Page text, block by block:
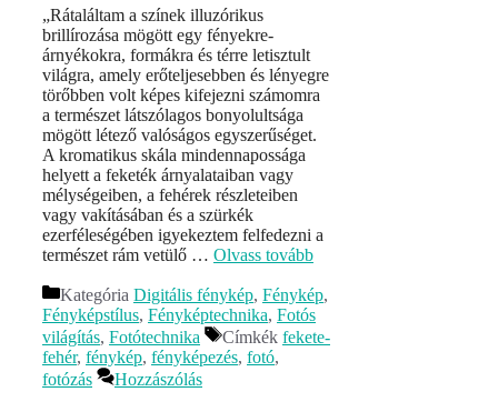
„Rátaláltam a színek illuzórikus
brillírozása mögött egy fényekre-
árnyékokra, formákra és térre letisztult
világra, amely erőteljesebben és lényegre
törőbben volt képes kifejezni számomra
a természet látszólagos bonyolultsága
mögött létező valóságos egyszerűséget.
A kromatikus skála mindennapossága
helyett a feketék árnyalataiban vagy
mélységeiben, a fehérek részleteiben
vagy vakításában és a szürkék
ezerféleségében igyekeztem felfedezni a
természet rám vetülő … Olvass tovább
Kategória Digitális fénykép, Fénykép,
Fényképstílus, Fényképtechnika, Fotós
világítás, Fotótechnika Címkék fekete-
fehér, fénykép, fényképezés, fotó,
fotózás
Hozzászólás